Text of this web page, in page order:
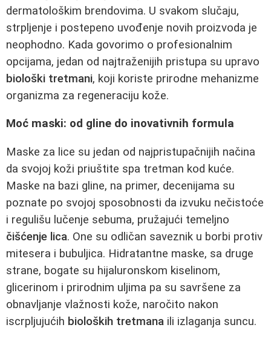
dermatološkim brendovima. U svakom slučaju,
strpljenje i postepeno uvođenje novih proizvoda je
neophodno. Kada govorimo o profesionalnim
opcijama, jedan od najtraženijih pristupa su upravo
biološki tretmani, koji koriste prirodne mehanizme
organizma za regeneraciju kože.
Moć maski: od gline do inovativnih formula
Maske za lice su jedan od najpristupačnijih načina
da svojoj koži priuštite spa tretman kod kuće.
Maske na bazi gline, na primer, decenijama su
poznate po svojoj sposobnosti da izvuku nečistoće
i regulišu lučenje sebuma, pružajući temeljno
čišćenje lica. One su odličan saveznik u borbi protiv
mitesera i bubuljica. Hidratantne maske, sa druge
strane, bogate su hijaluronskom kiselinom,
glicerinom i prirodnim uljima pa su savršene za
obnavljanje vlažnosti kože, naročito nakon
iscrpljujućih bioloških tretmana ili izlaganja suncu.